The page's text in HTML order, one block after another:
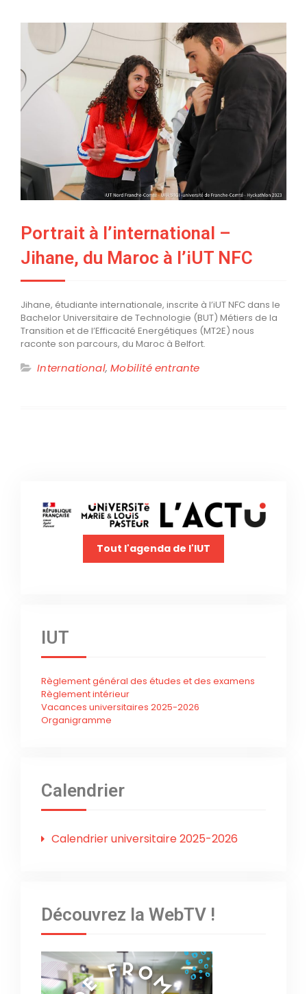
Portrait à l’international –
Jihane, du Maroc à l’iUT NFC
Jihane, étudiante internationale, inscrite à l’iUT NFC dans le
Bachelor Universitaire de Technologie (BUT) Métiers de la
Transition et de l’Efficacité Energétiques (MT2E) nous
raconte son parcours, du Maroc à Belfort.
International,Mobilité entrante
Tout l'agenda de l'IUT
IUT
Règlement général des études et des examens
Règlement intérieur
Vacances universitaires 2025-2026
Organigramme
Calendrier
Calendrier universitaire 2025-2026
Découvrez la WebTV !